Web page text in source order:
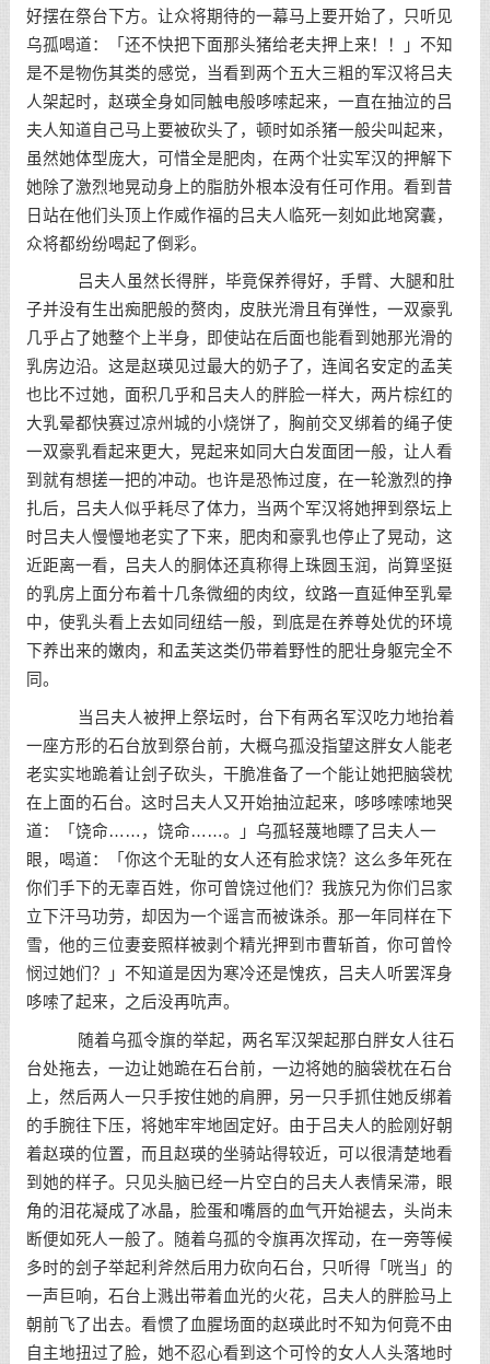
好摆在祭台下方。让众将期待的一幕马上要开始了，只听见
乌孤喝道：「还不快把下面那头猪给老夫押上来！！」不知
是不是物伤其类的感觉，当看到两个五大三粗的军汉将吕夫
人架起时，赵瑛全身如同触电般哆嗦起来，一直在抽泣的吕
夫人知道自己马上要被砍头了，顿时如杀猪一般尖叫起来，
虽然她体型庞大，可惜全是肥肉，在两个壮实军汉的押解下
她除了激烈地晃动身上的脂肪外根本没有任可作用。看到昔
日站在他们头顶上作威作福的吕夫人临死一刻如此地窝囊，
众将都纷纷喝起了倒彩。
吕夫人虽然长得胖，毕竟保养得好，手臂、大腿和肚
子并没有生出痴肥般的赘肉，皮肤光滑且有弹性，一双豪乳
几乎占了她整个上半身，即使站在后面也能看到她那光滑的
乳房边沿。这是赵瑛见过最大的奶子了，连闻名安定的孟芙
也比不过她，面积几乎和吕夫人的胖脸一样大，两片棕红的
大乳晕都快赛过凉州城的小烧饼了，胸前交叉绑着的绳子使
一双豪乳看起来更大，晃起来如同大白发面团一般，让人看
到就有想搓一把的冲动。也许是恐怖过度，在一轮激烈的挣
扎后，吕夫人似乎耗尽了体力，当两个军汉将她押到祭坛上
时吕夫人慢慢地老实了下来，肥肉和豪乳也停止了晃动，这
近距离一看，吕夫人的胴体还真称得上珠圆玉润，尚算坚挺
的乳房上面分布着十几条微细的肉纹，纹路一直延伸至乳晕
中，使乳头看上去如同纽结一般，到底是在养尊处优的环境
下养出来的嫩肉，和孟芙这类仍带着野性的肥壮身躯完全不
同。
当吕夫人被押上祭坛时，台下有两名军汉吃力地抬着
一座方形的石台放到祭台前，大概乌孤没指望这胖女人能老
老实实地跪着让刽子砍头，干脆准备了一个能让她把脑袋枕
在上面的石台。这时吕夫人又开始抽泣起来，哆哆嗦嗦地哭
道：「饶命……，饶命……。」乌孤轻蔑地瞟了吕夫人一
眼，喝道：「你这个无耻的女人还有脸求饶？这么多年死在
你们手下的无辜百姓，你可曾饶过他们？我族兄为你们吕家
立下汗马功劳，却因为一个谣言而被诛杀。那一年同样在下
雪，他的三位妻妾照样被剥个精光押到市曹斩首，你可曾怜
悯过她们？」不知道是因为寒冷还是愧疚，吕夫人听罢浑身
哆嗦了起来，之后没再吭声。
随着乌孤令旗的举起，两名军汉架起那白胖女人往石
台处拖去，一边让她跪在石台前，一边将她的脑袋枕在石台
上，然后两人一只手按住她的肩胛，另一只手抓住她反绑着
的手腕往下压，将她牢牢地固定好。由于吕夫人的脸刚好朝
着赵瑛的位置，而且赵瑛的坐骑站得较近，可以很清楚地看
到她的样子。只见头脑已经一片空白的吕夫人表情呆滞，眼
角的泪花凝成了冰晶，脸蛋和嘴唇的血气开始褪去，头尚未
断便如死人一般了。随着乌孤的令旗再次挥动，在一旁等候
多时的刽子举起利斧然后用力砍向石台，只听得「咣当」的
一声巨响，石台上溅出带着血光的火花，吕夫人的胖脸马上
朝前飞了出去。看惯了血腥场面的赵瑛此时不知为何竟不由
自主地扭过了脸，她不忍心看到这个可怜的女人人头落地时